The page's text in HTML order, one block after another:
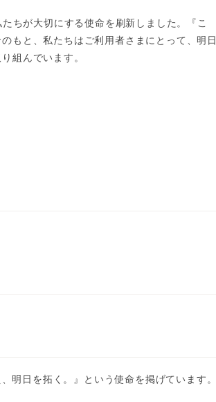
ちが大切にする使命を刷新しました。『こ
もと、私たちはご利用者さまにとって、明日
組んでいます。
明日を拓く。』という使命を掲げています。